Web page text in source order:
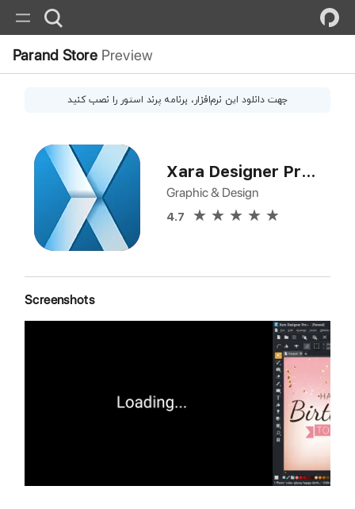
Parand Store Preview
جهت دانلود این نرم‌افزار، برنامه پرند استور را نصب کنید
Xara Designer Pro+
Graphic & Design
4.7
Screenshots